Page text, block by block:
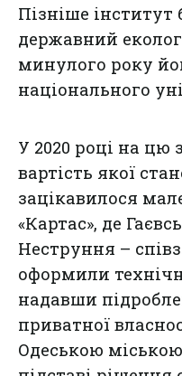
Пізніше інститут
державний
минулого року
національного
У 2020 році на цю
вартість якої
зацікавилося
«Картас», де
Неструння –
оформили
надавши
приватної
Одеською